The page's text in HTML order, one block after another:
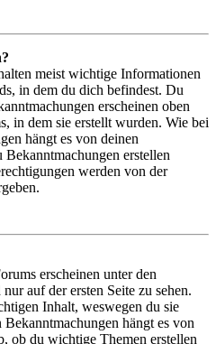
meist wichtige Informationen
in dem du dich befindest. Du
erscheinen oben
in dem sie erstellt wurden. Wie bei
hängt es von deinen
erstellen
werden von der
erscheinen unter den
auf der ersten Seite zu sehen.
Inhalt, weswegen du sie
hängt es von
ob du wichtige Themen erstellen